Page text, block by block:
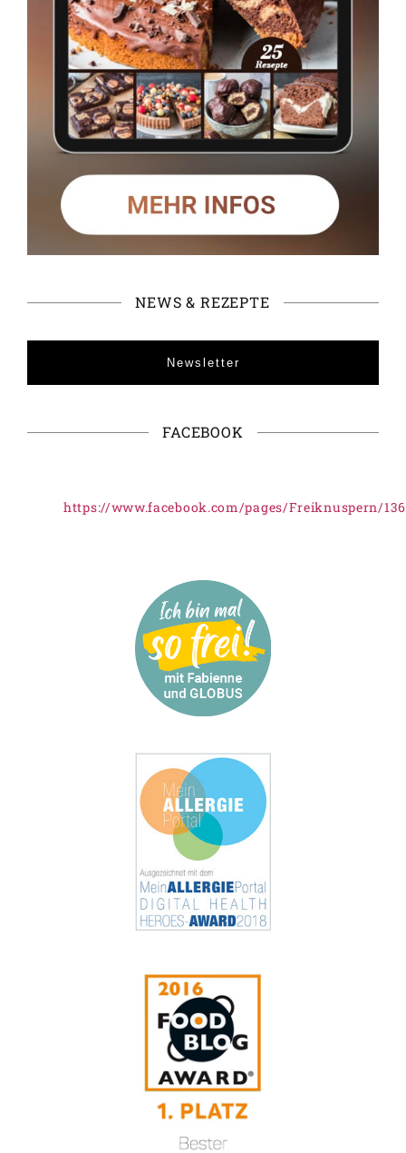
NEWS & REZEPTE
Newsletter
FACEBOOK
https://www.facebook.com/pages/Freiknuspern/